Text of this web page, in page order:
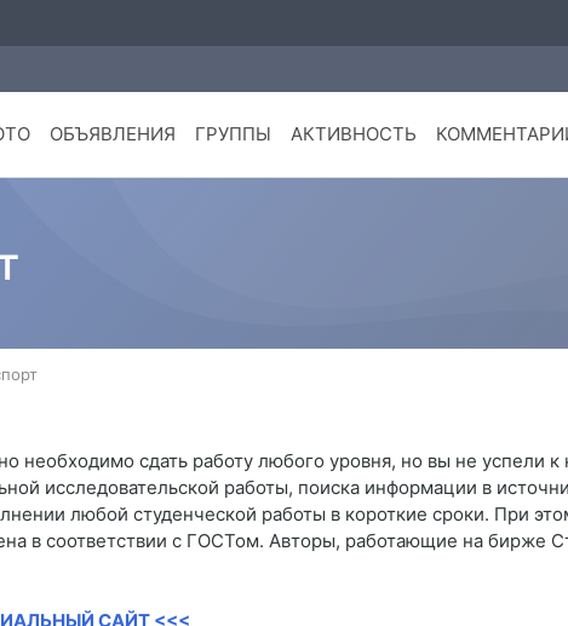
ОБЪЯВЛЕНИЯ ГРУППЫ АКТИВНОСТЬ
необходимо сдать работу любого уровня, но вы не успели
исследовательской работы, поиска информации в
любой студенческой работы в короткие сроки. При
в соответствии с ГОСТом. Авторы, работающие на бирже
САЙТ <<<